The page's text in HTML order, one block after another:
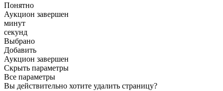
Понятно
Аукцион завершен
минут
секунд
Выбрано
Добавить
Аукцион завершен
Скрыть параметры
Все параметры
Вы действительно хотите удалить страницу?